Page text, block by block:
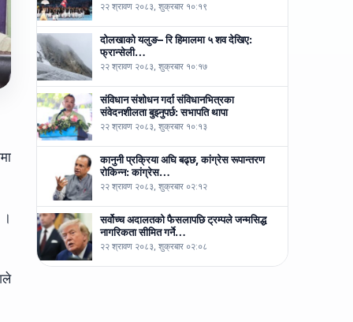
।
२२ श्रावण २०८३, शुक्रबार १०:१९
दोलखाको यलुङ– रि हिमालमा ५ शव देखिए:
फ्रान्सेली…
२२ श्रावण २०८३, शुक्रबार १०:१७
संविधान संशोधन गर्दा संविधानभित्रका
संवेदनशीलता बुझ्नुपर्छ: सभापति थापा
२२ श्रावण २०८३, शुक्रबार १०:१३
कानुनी प्रक्रिया अघि बढ्छ, कांग्रेस रूपान्तरण
रोकिन्न: कांग्रेस…
२२ श्रावण २०८३, शुक्रबार ०२:१२
सर्वोच्च अदालतको फैसलापछि ट्रम्पले जन्मसिद्ध
नागरिकता सीमित गर्ने…
२२ श्रावण २०८३, शुक्रबार ०२:०८